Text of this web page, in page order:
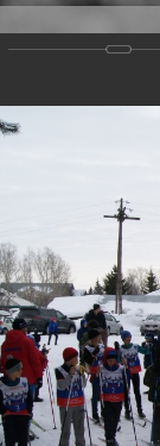
Новости
2020